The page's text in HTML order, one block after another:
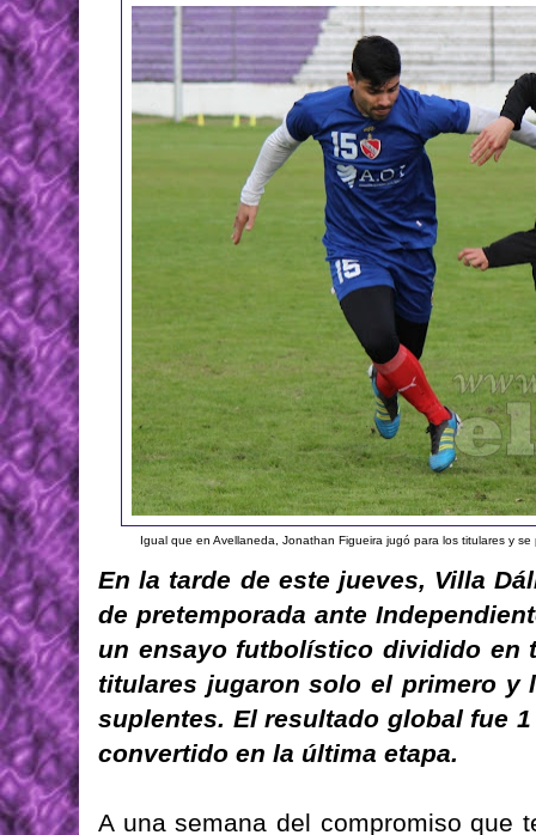
Igual que en Avellaneda, Jonathan Figueira jugó para los titulares y
En la tarde de este jueves, Villa
de pretemporada ante
un ensayo futbolístico dividido en
titulares jugaron solo el primero
suplentes. El resultado global fue
convertido en la última etapa.
A una semana del compromiso que